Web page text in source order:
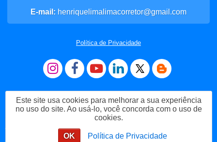
Me Chame no WhatsApp
E-mail: henriquelimalimacorretor@gmail.com
Política de Privacidade
Este site usa cookies para melhorar a sua experiência
no uso do site. Ao usá-lo, você concorda com o uso de
cookies.
OK Política de Privacidade